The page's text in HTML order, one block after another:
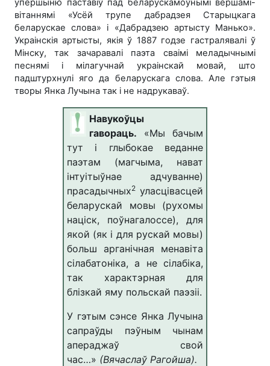
упершыню паставіў пад беларускамоўнымі вершамі-
вітаннямі «Усёй трупе дабрадзея Старыцкага
беларускае слова» і «Дабрадзею артысту Манько».
Украінскія артысты, якія ў 1887 годзе гастралявалі ў
Мінску, так зачаравалі паэта сваімі меладычнымі
песнямі і мілагучнай украінскай мовай, што
падштурхнулі яго да беларускага слова. Але гэтыя
творы Янка Лучына так і не надрукаваў.
Навукоўцы
гавораць. «Мы бачым
тут і глыбокае веданне
паэтам (магчыма, нават
інтуітыўнае адчуванне)
прасадычных2 уласцівасцей
беларускай мовы (рухомы
націск, поўнагалоссе), для
якой (як і для рускай мовы)
больш арганічная менавіта
сілабатоніка, а не сілабіка,
так характэрная для
блізкай яму польскай паэзіі.
У гэтым сэнсе Янка Лучына
сапраўды пэўным чынам
апераджаў свой
час…» (Вячаслаў Рагойша).